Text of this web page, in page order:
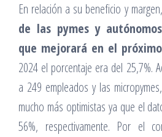
En relación a su beneficio y margen,
de las pymes y
que mejorará en el
2024 el porcentaje era del 25,7%.
a 249 empleados y las
mucho más optimistas ya que el
56%, respectivamente. Por el